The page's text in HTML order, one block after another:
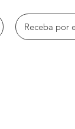
Receba por